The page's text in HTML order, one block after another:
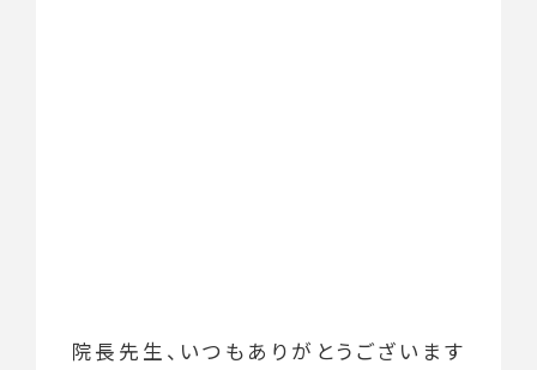
院長先生、いつもありがとうございます